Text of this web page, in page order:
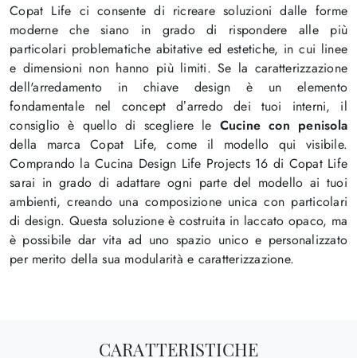
Copat Life ci consente di ricreare soluzioni dalle forme
moderne che siano in grado di rispondere alle più
particolari problematiche abitative ed estetiche, in cui linee
e dimensioni non hanno più limiti. Se la caratterizzazione
dell'arredamento in chiave design è un elemento
fondamentale nel concept d’arredo dei tuoi interni, il
consiglio è quello di scegliere le Cucine con penisola
della marca Copat Life, come il modello qui visibile.
Comprando la Cucina Design Life Projects 16 di Copat Life
sarai in grado di adattare ogni parte del modello ai tuoi
ambienti, creando una composizione unica con particolari
di design. Questa soluzione è costruita in laccato opaco, ma
è possibile dar vita ad uno spazio unico e personalizzato
per merito della sua modularità e caratterizzazione.
CARATTERISTICHE